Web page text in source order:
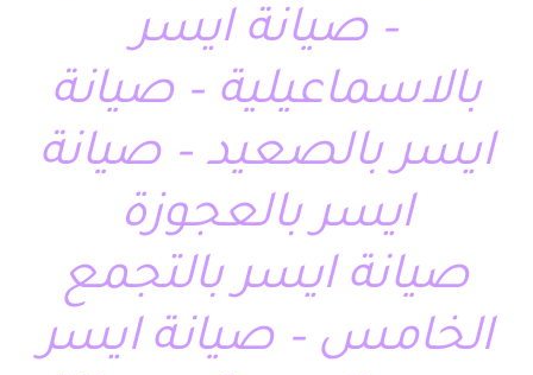
– صيانة ايسر
بالاسماعيلية – صيانة
ايسر بالصعيد – صيانة
ايسر بالعجوزة
صيانة ايسر بالتجمع
الخامس – صيانة ايسر